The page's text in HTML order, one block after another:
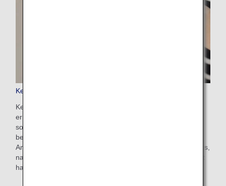
Keep My Fare
Keep My Fare ist ein praktischer Service, der es Kunden
ermöglicht, eine Reservierung und Tarifdetails zu halten,
sollten Sie mehr Zeit zur Entscheidung vor dem Ticketkauf
benötigen (bis zu 72 Stunden vor Ticketausstellung). Die
Anmeldung für den Service erfolgt vom Zahlungsfenster aus,
nachdem Sie Ihren gewünschten Flug und Tarif ausgewählt
haben.